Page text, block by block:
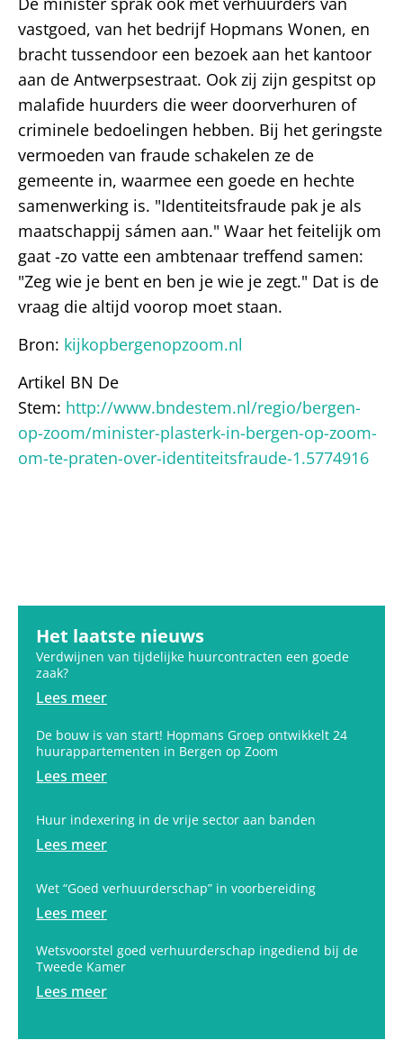
vastgoed, van het bedrijf Hopmans Wonen, en
bracht tussendoor een bezoek aan het kantoor
aan de Antwerpsestraat. Ook zij zijn gespitst op
malafide huurders die weer doorverhuren of
criminele bedoelingen hebben. Bij het geringste
vermoeden van fraude schakelen ze de
gemeente in, waarmee een goede en hechte
samenwerking is. "Identiteitsfraude pak je als
maatschappij sámen aan." Waar het feitelijk om
gaat -zo vatte een ambtenaar treffend samen:
"Zeg wie je bent en ben je wie je zegt." Dat is de
vraag die altijd voorop moet staan.
Bron: kijkopbergenopzoom.nl
Artikel BN De
Stem: http://www.bndestem.nl/regio/bergen-
op-zoom/minister-plasterk-in-bergen-op-zoom-
om-te-praten-over-identiteitsfraude-1.5774916
Het laatste nieuws
Verdwijnen van tijdelijke huurcontracten een goede
zaak?
Lees meer
De bouw is van start! Hopmans Groep ontwikkelt 24
huurappartementen in Bergen op Zoom
Lees meer
Huur indexering in de vrije sector aan banden
Lees meer
Wet “Goed verhuurderschap” in voorbereiding
Lees meer
Wetsvoorstel goed verhuurderschap ingediend bij de
Tweede Kamer
Lees meer